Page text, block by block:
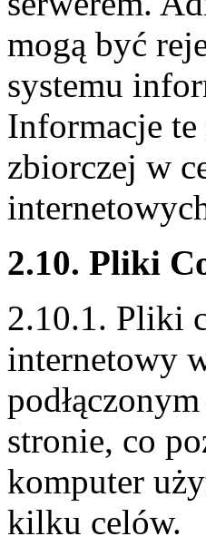
mogą być
systemu
Informacje
zbiorczej w
2.10. Pliki
2.10.1. Pliki
internetowy
stronie, co
komputer
kilku celów.